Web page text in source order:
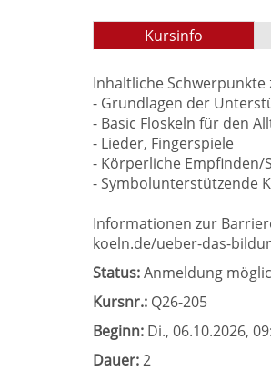
Kursinfo
Inhaltliche Schwerpunkte
- Grundlagen der
- Basic Floskeln für den
- Lieder, Fingerspiele
- Körperliche Empfinden/
- Symbolunterstützende
Informationen zur
koeln.de/ueber-das-
Status:Anmeldung
Kursnr.: Q26-205
Beginn: Di., 06.10.2026,
Dauer:2